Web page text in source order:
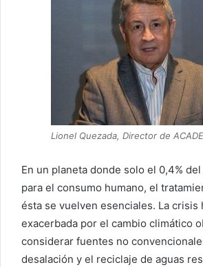
Lionel Quezada, Director de
En un planeta donde solo el 0,4%
para el consumo humano, el
ésta se vuelven esenciales. La crisis
exacerbada por el cambio climático
considerar fuentes no
desalación y el reciclaje de aguas